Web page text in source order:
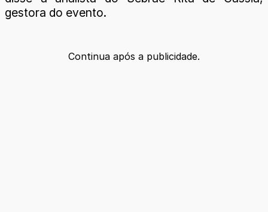
gestora do evento.
Continua após a publicidade.